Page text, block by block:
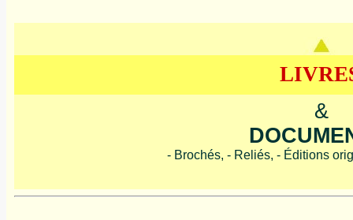
&
- Brochés, - Reliés, - Éditions